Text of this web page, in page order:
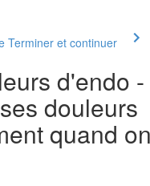
Terminer et continuer
d'endo -
douleurs
quand